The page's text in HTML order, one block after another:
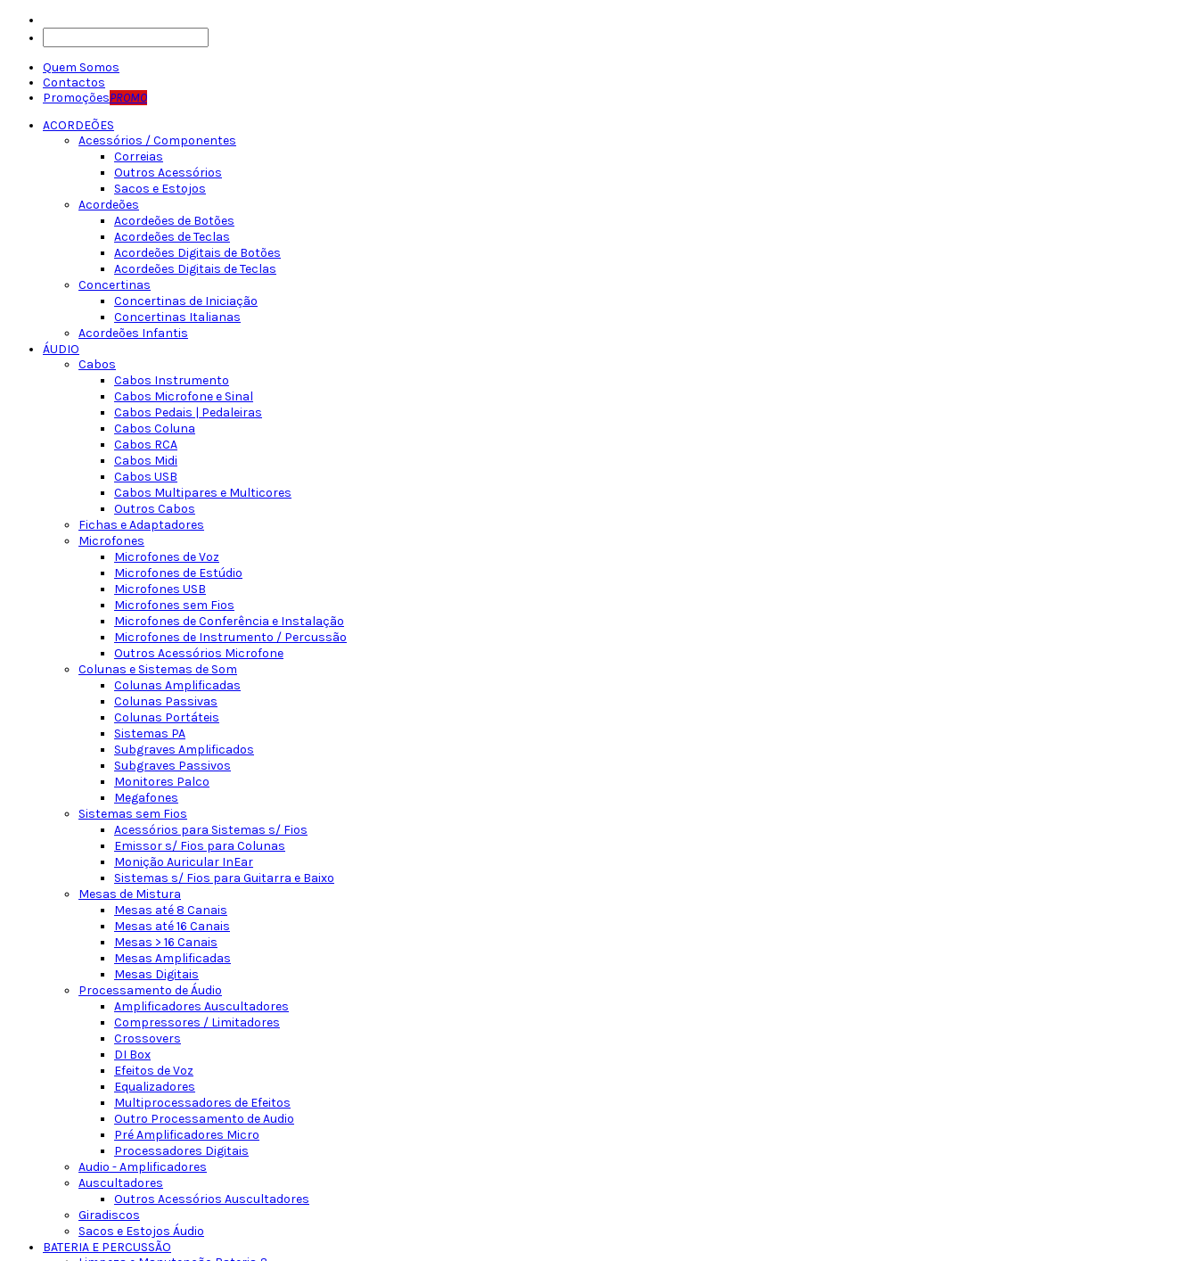
Quem Somos
Contactos
PromoçõesPROMO
ACORDEÕES
Acessórios / Componentes
Correias
Outros Acessórios
Sacos e Estojos
Acordeões
Acordeões de Botões
Acordeões de Teclas
Acordeões Digitais de Botões
Acordeões Digitais de Teclas
Concertinas
Concertinas de Iniciação
Concertinas Italianas
Acordeões Infantis
ÁUDIO
Cabos
Cabos Instrumento
Cabos Microfone e Sinal
Cabos Pedais | Pedaleiras
Cabos Coluna
Cabos RCA
Cabos Midi
Cabos USB
Cabos Multipares e Multicores
Outros Cabos
Fichas e Adaptadores
Microfones
Microfones de Voz
Microfones de Estúdio
Microfones USB
Microfones sem Fios
Microfones de Conferência e Instalação
Microfones de Instrumento / Percussão
Outros Acessórios Microfone
Colunas e Sistemas de Som
Colunas Amplificadas
Colunas Passivas
Colunas Portáteis
Sistemas PA
Subgraves Amplificados
Subgraves Passivos
Monitores Palco
Megafones
Sistemas sem Fios
Acessórios para Sistemas s/ Fios
Emissor s/ Fios para Colunas
Monição Auricular InEar
Sistemas s/ Fios para Guitarra e Baixo
Mesas de Mistura
Mesas até 8 Canais
Mesas até 16 Canais
Mesas > 16 Canais
Mesas Amplificadas
Mesas Digitais
Processamento de Áudio
Amplificadores Auscultadores
Compressores / Limitadores
Crossovers
DI Box
Efeitos de Voz
Equalizadores
Multiprocessadores de Efeitos
Outro Processamento de Audio
Pré Amplificadores Micro
Processadores Digitais
Audio - Amplificadores
Auscultadores
Outros Acessórios Auscultadores
Giradiscos
Sacos e Estojos Áudio
BATERIA E PERCUSSÃO